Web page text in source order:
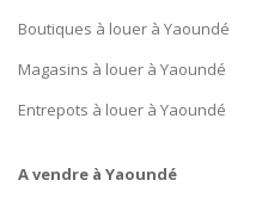
Boutiques à louer à Yaoundé
Magasins à louer à Yaoundé
Entrepots à louer à Yaoundé
A vendre à Yaoundé